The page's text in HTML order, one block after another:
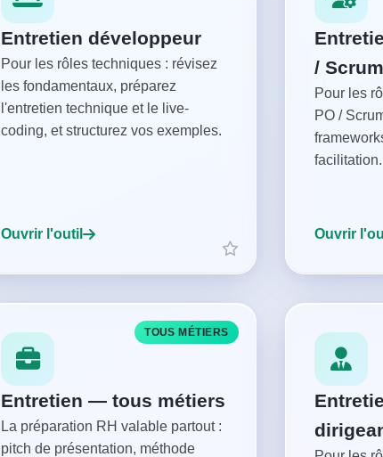
Entretien développeur
Pour les rôles techniques : révisez
les fondamentaux, préparez
l'entretien technique et le live-
coding, et structurez vos exemples.
Ouvrir l'outil
/
Pour les
PO /
facilitation.
Ouvrir
TOUS MÉTIERS
Entretien — tous métiers
La préparation RH valable partout :
pitch de présentation, méthode